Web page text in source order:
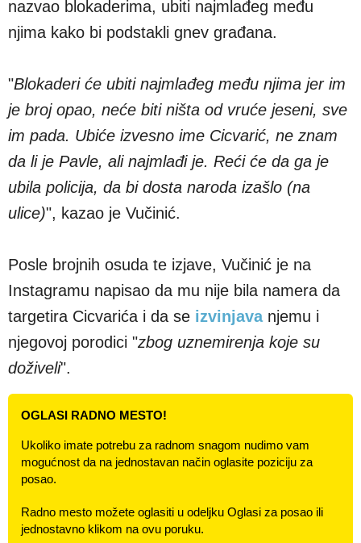
nazvao blokaderima, ubiti najmlađeg među
njima kako bi podstakli gnev građana.
"Blokaderi će ubiti najmlađeg među njima jer im
je broj opao, neće biti ništa od vruće jeseni, sve
im pada. Ubiće izvesno ime Cicvarić, ne znam
da li je Pavle, ali najmlađi je. Reći će da ga je
ubila policija, da bi dosta naroda izašlo (na
ulice)", kazao je Vučinić.
Posle brojnih osuda te izjave, Vučinić je na
Instagramu napisao da mu nije bila namera da
targetira Cicvarića i da se izvinjavanjemu i
njegovoj porodici "zbog uznemirenja koje su
doživeli".
OGLASI RADNO MESTO!
Ukoliko imate potrebu za radnom snagom nudimo vam
mogućnost da na jednostavan način oglasite poziciju za
posao.
Radno mesto možete oglasiti u odeljku Oglasi za posao ili
jednostavno klikom na ovu poruku.